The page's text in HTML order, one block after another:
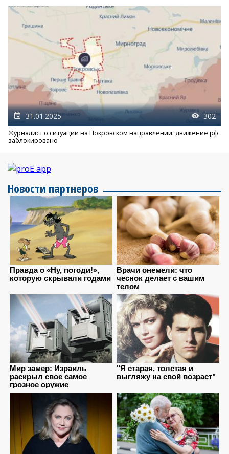
31.01.2025 302
Журналист о ситуации на Покровском направлении: движение рф
заблокировано
Новости партнеров